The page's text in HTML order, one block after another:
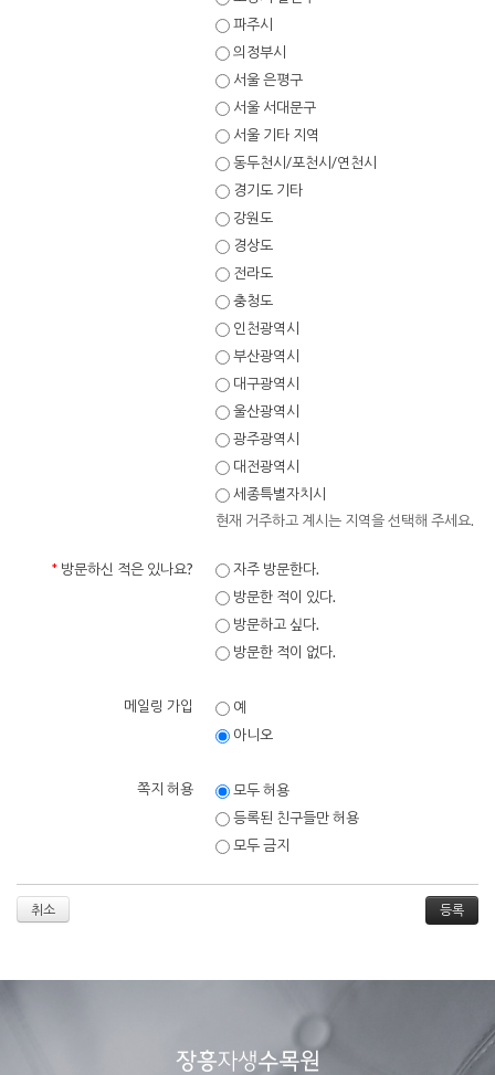
파주시
의정부시
서울 은평구
서울 서대문구
서울 기타 지역
동두천시/포천시/연천시
경기도 기타
강원도
경상도
전라도
충청도
인천광역시
부산광역시
대구광역시
울산광역시
광주광역시
대전광역시
세종특별자치시
현재 거주하고 계시는 지역을 선택해 주세요.
* 방문하신 적은 있나요?
자주 방문한다.
방문한 적이 있다.
방문하고 싶다.
방문한 적이 없다.
메일링 가입
예
아니오
쪽지 허용
모두 허용
등록된 친구들만 허용
모두 금지
취소